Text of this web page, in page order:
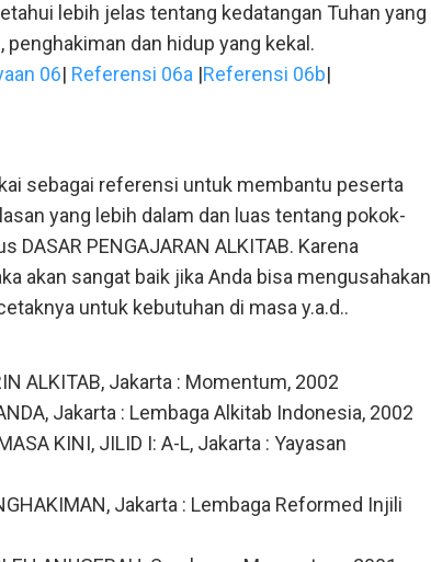
lebih jelas tentang kedatangan Tuhan yang
dan hidup yang kekal.
06| Referensi 06a |Referensi 06b|
sebagai referensi untuk membantu peserta
yang lebih dalam dan luas tentang pokok-
PENGAJARAN ALKITAB. Karena
akan sangat baik jika Anda bisa mengusahakan
untuk kebutuhan di masa y.a.d..
ALKITAB, Jakarta : Momentum, 2002
Jakarta : Lembaga Alkitab Indonesia, 2002
KINI, JILID I: A-L, Jakarta : Yayasan
Jakarta : Lembaga Reformed Injili